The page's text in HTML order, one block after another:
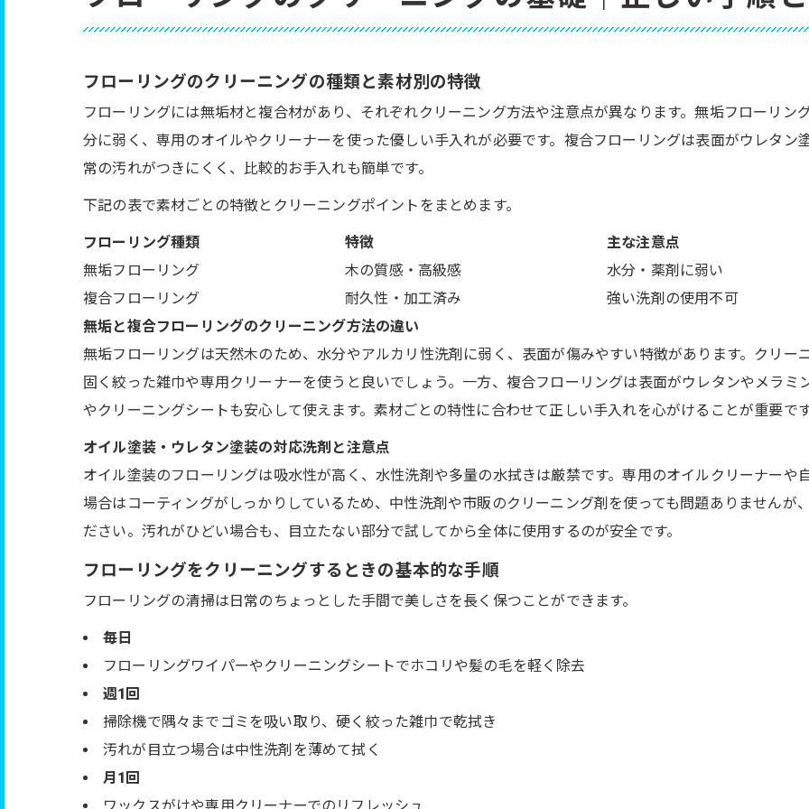
フローリングのクリーニングの種類と素材別の特徴
フローリングには無垢材と複合材があり、それぞれクリーニング方法や注意点が異なります。無垢フローリ
分に弱く、専用のオイルやクリーナーを使った優しい手入れが必要です。複合フローリングは表面がウレタン
常の汚れがつきにくく、比較的お手入れも簡単です。
下記の表で素材ごとの特徴とクリーニングポイントをまとめます。
フローリング種類 特徴
主な注意点
無垢フローリング
木の質感・高級感
水分・薬剤に弱い
複合フローリング
耐久性・加工済み
強い洗剤の使用不可
無垢と複合フローリングのクリーニング方法の違い
無垢フローリングは天然木のため、水分やアルカリ性洗剤に弱く、表面が傷みやすい特徴があります。クリ
固く絞った雑巾や専用クリーナーを使うと良いでしょう。一方、複合フローリングは表面がウレタンやメラ
やクリーニングシートも安心して使えます。素材ごとの特性に合わせて正しい手入れを心がけることが重要で
オイル塗装・ウレタン塗装の対応洗剤と注意点
オイル塗装のフローリングは吸水性が高く、水性洗剤や多量の水拭きは厳禁です。専用のオイルクリーナーや
場合はコーティングがしっかりしているため、中性洗剤や市販のクリーニング剤を使っても問題ありませんが
ださい。汚れがひどい場合も、目立たない部分で試してから全体に使用するのが安全です。
フローリングをクリーニングするときの基本的な手順
フローリングの清掃は日常のちょっとした手間で美しさを長く保つことができます。
毎日
フローリングワイパーやクリーニングシートでホコリや髪の毛を軽く除去
週1回
掃除機で隅々までゴミを吸い取り、硬く絞った雑巾で乾拭き
汚れが目立つ場合は中性洗剤を薄めて拭く
月1回